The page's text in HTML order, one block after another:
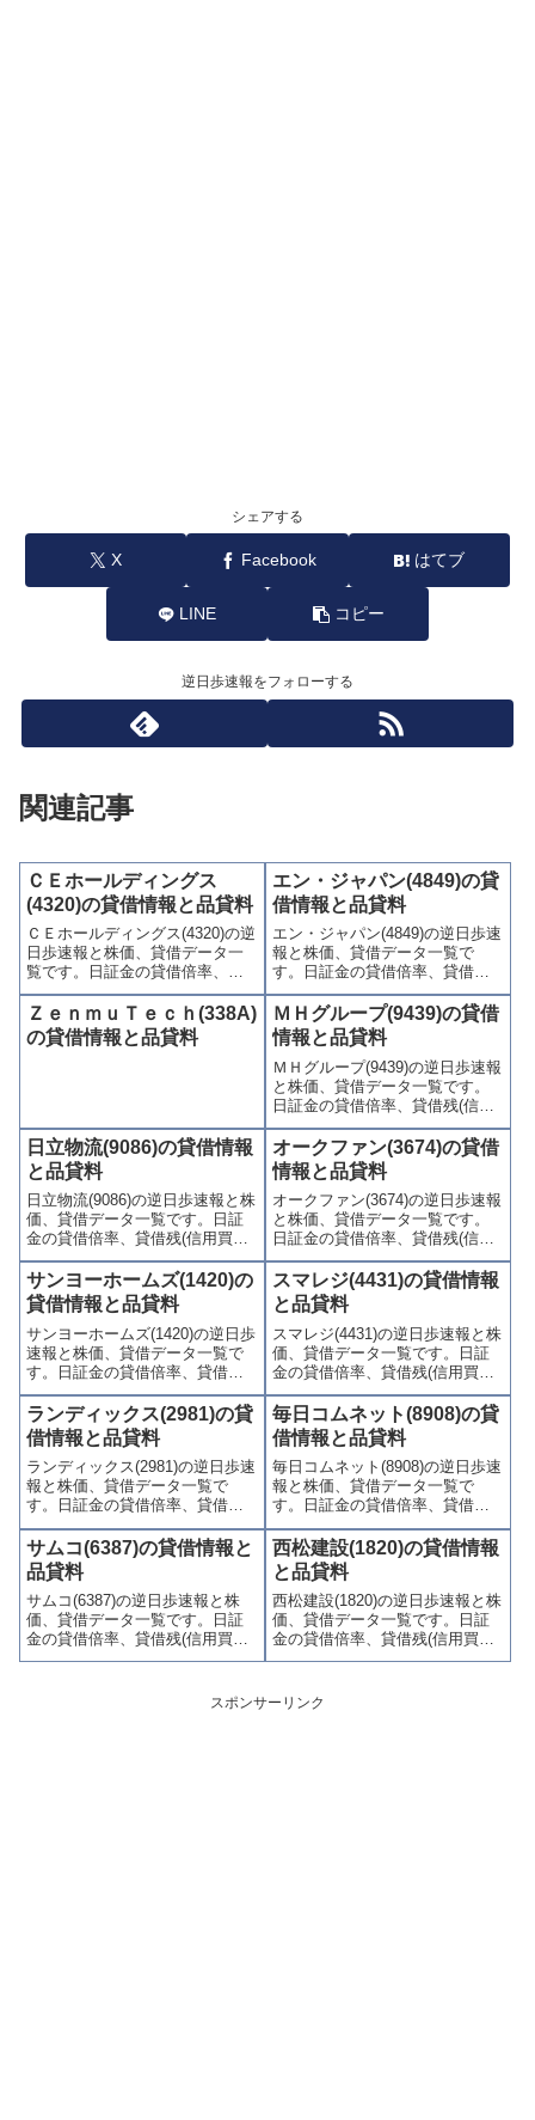
シェアする
X Facebook はてブ
LINE コピー
逆日歩速報をフォローする
関連記事
ＣＥホールディングス
(4320)の貸借情報と品貸料
ＣＥホールディングス(4320)の逆
日歩速報と株価、貸借データ一
覧です。日証金の貸借倍率、貸
借残(信用買残、信用売残)、品貸
料(逆日歩)、東証の週末残高、規
制(注意喚起・申込停止)など、空
売り関連情報を集計し、図解で
エン・ジャパン(4849)の貸
借情報と品貸料
エン・ジャパン(4849)の逆日歩速
報と株価、貸借データ一覧で
す。日証金の貸借倍率、貸借残
(信用買残、信用売残)、品貸料
(逆日歩)、東証の週末残高、規制
(注意喚起・申込停止)など、空売
り関連情報を集計し、図解でわ
かりやすくまとめて掲載してい
ます。
ＺｅｎｍｕＴｅｃｈ(338A)
の貸借情報と品貸料
ＭＨグループ(9439)の貸借
情報と品貸料
ＭＨグループ(9439)の逆日歩速報
と株価、貸借データ一覧です。
日証金の貸借倍率、貸借残(信用
買残、信用売残)、品貸料(逆日
歩)、東証の週末残高、規制(注意
喚起・申込停止)など、空売り関
連情報を集計し、図解でわかり
やすくまとめて掲載していま
す。
日立物流(9086)の貸借情報
と品貸料
日立物流(9086)の逆日歩速報と株
価、貸借データ一覧です。日証
金の貸借倍率、貸借残(信用買
残、信用売残)、品貸料(逆日
歩)、東証の週末残高、規制(注意
喚起・申込停止)など、空売り関
連情報を集計し、図解でわかり
やすくまとめて掲載していま
す。
オークファン(3674)の貸借
情報と品貸料
オークファン(3674)の逆日歩速報
と株価、貸借データ一覧です。
日証金の貸借倍率、貸借残(信用
買残、信用売残)、品貸料(逆日
歩)、東証の週末残高、規制(注意
喚起・申込停止)など、空売り関
連情報を集計し、図解でわかり
やすくまとめて掲載していま
す。
サンヨーホームズ(1420)の
貸借情報と品貸料
サンヨーホームズ(1420)の逆日歩
速報と株価、貸借データ一覧で
す。日証金の貸借倍率、貸借残
(信用買残、信用売残)、品貸料
(逆日歩)、東証の週末残高、規制
(注意喚起・申込停止)など、空売
り関連情報を集計し、図解でわ
かりやすくまとめて掲載してい
ます。
スマレジ(4431)の貸借情報
と品貸料
スマレジ(4431)の逆日歩速報と株
価、貸借データ一覧です。日証
金の貸借倍率、貸借残(信用買
残、信用売残)、品貸料(逆日
歩)、東証の週末残高、規制(注意
喚起・申込停止)など、空売り関
連情報を集計し、図解でわかり
やすくまとめて掲載していま
す。
ランディックス(2981)の貸
借情報と品貸料
ランディックス(2981)の逆日歩速
報と株価、貸借データ一覧で
す。日証金の貸借倍率、貸借残
(信用買残、信用売残)、品貸料
(逆日歩)、東証の週末残高、規制
(注意喚起・申込停止)など、空売
り関連情報を集計し、図解でわ
かりやすくまとめて掲載してい
ます。
毎日コムネット(8908)の貸
借情報と品貸料
毎日コムネット(8908)の逆日歩速
報と株価、貸借データ一覧で
す。日証金の貸借倍率、貸借残
(信用買残、信用売残)、品貸料
(逆日歩)、東証の週末残高、規制
(注意喚起・申込停止)など、空売
り関連情報を集計し、図解でわ
かりやすくまとめて掲載してい
ます。
サムコ(6387)の貸借情報と
品貸料
サムコ(6387)の逆日歩速報と株
価、貸借データ一覧です。日証
金の貸借倍率、貸借残(信用買
残、信用売残)、品貸料(逆日
喚起・申込停止)など、空売り関
連情報を集計し、図解でわかり
西松建設(1820)の貸借情報
と品貸料
西松建設(1820)の逆日歩速報と株
価、貸借データ一覧です。日証
金の貸借倍率、貸借残(信用買
残、信用売残)、品貸料(逆日
喚起・申込停止)など、空売り関
連情報を集計し、図解でわかり
スポンサーリンク